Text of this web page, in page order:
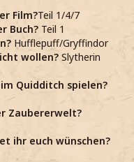
Film?Teil 1/4/7
Buch? Teil 1
Hufflepuff/Gryffindor
wollen? Slytherin
Quidditch spielen?
Zaubererwelt?
ihr euch wünschen?